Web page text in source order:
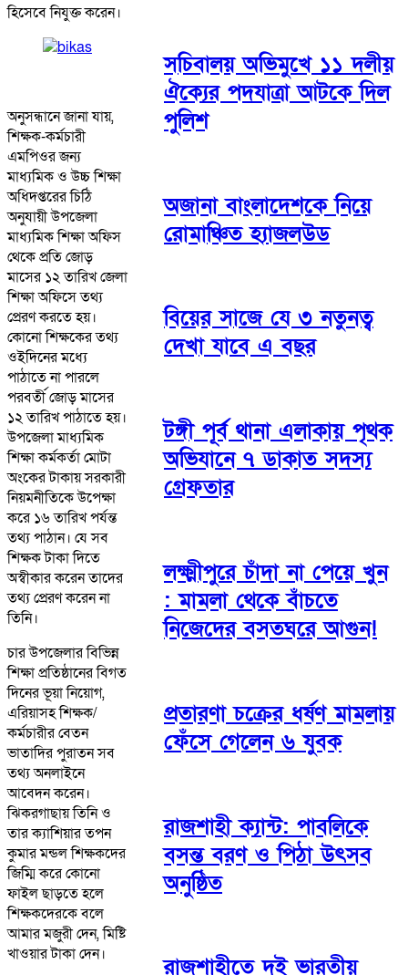
হিসেবে নিযুক্ত করেন।
অনুসন্ধানে জানা যায়,
শিক্ষক-কর্মচারী
এমপিওর জন্য
মাধ্যমিক ও উচ্চ শিক্ষা
অধিদপ্তরের চিঠি
অনুযায়ী উপজেলা
মাধ্যমিক শিক্ষা অফিস
থেকে প্রতি জোড়
মাসের ১২ তারিখ জেলা
শিক্ষা অফিসে তথ্য
প্রেরণ করতে হয়।
কোনো শিক্ষকের তথ্য
ওইদিনের মধ্যে
পাঠাতে না পারলে
পরবর্তী জোড় মাসের
১২ তারিখ পাঠাতে হয়।
উপজেলা মাধ্যমিক
শিক্ষা কর্মকর্তা মোটা
অংকের টাকায় সরকারী
নিয়মনীতিকে উপেক্ষা
করে ১৬ তারিখ পর্যন্ত
তথ্য পাঠান। যে সব
শিক্ষক টাকা দিতে
অস্বীকার করেন তাদের
তথ্য প্রেরণ করেন না
তিনি।
চার উপজেলার বিভিন্ন
শিক্ষা প্রতিষ্ঠানের বিগত
দিনের ভূয়া নিয়োগ,
এরিয়াসহ শিক্ষক/
কর্মচারীর বেতন
ভাতাদির পুরাতন সব
তথ্য অনলাইনে
আবেদন করেন।
ঝিকরগাছায় তিনি ও
তার ক্যাশিয়ার তপন
কুমার মন্ডল শিক্ষকদের
জিম্মি করে কোনো
ফাইল ছাড়তে হলে
শিক্ষকদেরকে বলে
আমার মজুরী দেন, মিষ্টি
খাওয়ার টাকা দেন।
সচিবালয় অভিমুখে ১১ দলীয়
ঐক্যের পদযাত্রা আটকে দিল
পুলিশ
অজানা বাংলাদেশকে নিয়ে
রোমাঞ্চিত হ্যাজলউড
বিয়ের সাজে যে ৩ নতুনত্ব
দেখা যাবে এ বছর
টঙ্গী পূর্ব থানা এলাকায় পৃথক
অভিযানে ৭ ডাকাত সদস্য
গ্রেফতার
লক্ষ্মীপুরে চাঁদা না পেয়ে খুন
: মামলা থেকে বাঁচতে
নিজেদের বসতঘরে আগুন!
প্রতারণা চক্রের ধর্ষণ মামলায়
ফেঁসে গেলেন ৬ যুবক
রাজশাহী ক্যান্ট: পাবলিকে
বসন্ত বরণ ও পিঠা উৎসব
অনুষ্ঠিত
রাজশাহীতে দুই ভারতীয়